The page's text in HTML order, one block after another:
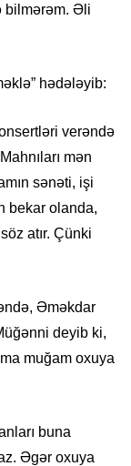
bilmərəm. Əli
hədələyib:
verəndə
mən
sənəti, işi
bekar olanda,
atır. Çünki
Əməkdar
deyib ki,
muğam oxuya
buna
Əgər oxuya